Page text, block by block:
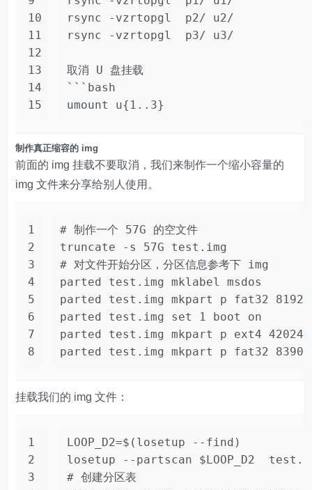
10
11
12
13
14
15
rsync -vzrtopgl  p2/ u2/
rsync -vzrtopgl  p3/ u3/
取消 U 盘挂载
```bash
umount u{1..3}
制作真正缩容的 img
前面的 img 挂载不要取消，我们来制作一个缩小容量的
img 文件来分享给别人使用。
1
2
3
4
5
6
7
8
# 制作一个 57G 的空文件
truncate -s 57G test.img
# 对文件开始分区，分区信息参考下 img
parted test.img mklabel msdos
parted test.img mkpart p fat32 8192s
parted test.img set 1 boot on
parted test.img mkpart p ext4
parted test.img mkpart p fat32
挂载我们的 img 文件：
1
2
3
LOOP_D2=$(losetup --find)
losetup --partscan $LOOP_D2
# 创建分区表